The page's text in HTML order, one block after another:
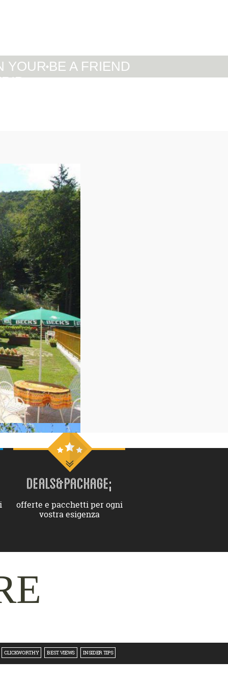
YOUR BE A FRIEND
DEALS&PACKAGE;
offerte e pacchetti per ogni
vostra esigenza
CLICKWORTHY BEST VIEWS INSIDER TIPS